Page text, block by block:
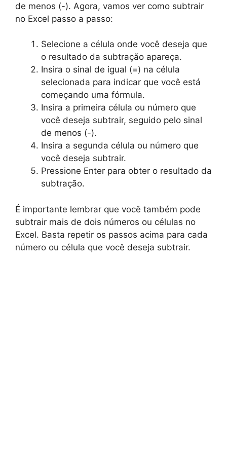
de menos (-). Agora, vamos ver como subtrair
no Excel passo a passo:
Selecione a célula onde você deseja que
o resultado da subtração apareça.
Insira o sinal de igual (=) na célula
selecionada para indicar que você está
começando uma fórmula.
Insira a primeira célula ou número que
você deseja subtrair, seguido pelo sinal
de menos (-).
Insira a segunda célula ou número que
você deseja subtrair.
Pressione Enter para obter o resultado da
subtração.
É importante lembrar que você também pode
subtrair mais de dois números ou células no
Excel. Basta repetir os passos acima para cada
número ou célula que você deseja subtrair.